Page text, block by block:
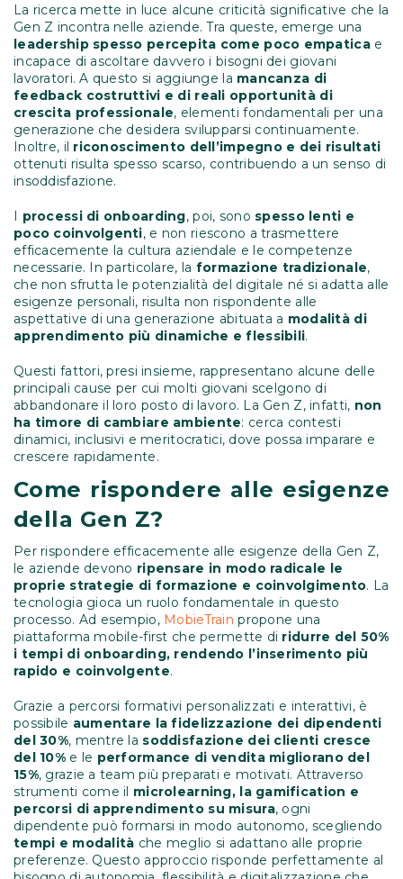
La ricerca mette in luce alcune criticità significative che la
Gen Z incontra nelle aziende. Tra queste, emerge una
leadership spesso percepita come poco empatica e
incapace di ascoltare davvero i bisogni dei giovani
lavoratori. A questo si aggiunge la mancanza di
feedback costruttivi e di reali opportunità di
crescita professionale, elementi fondamentali per una
generazione che desidera svilupparsi continuamente.
Inoltre, il riconoscimento dell’impegno e dei risultati
ottenuti risulta spesso scarso, contribuendo a un senso di
insoddisfazione.
I processi di onboarding, poi, sono spesso lenti e
poco coinvolgenti, e non riescono a trasmettere
efficacemente la cultura aziendale e le competenze
necessarie. In particolare, la formazione tradizionale,
che non sfrutta le potenzialità del digitale né si adatta alle
esigenze personali, risulta non rispondente alle
aspettative di una generazione abituata a modalità di
apprendimento più dinamiche e flessibili.
Questi fattori, presi insieme, rappresentano alcune delle
principali cause per cui molti giovani scelgono di
abbandonare il loro posto di lavoro. La Gen Z, infatti, non
ha timore di cambiare ambiente: cerca contesti
dinamici, inclusivi e meritocratici, dove possa imparare e
crescere rapidamente.
Come rispondere alle esigenze
della Gen Z?
Per rispondere efficacemente alle esigenze della Gen Z,
le aziende devono ripensare in modo radicale le
proprie strategie di formazione e coinvolgimento. La
tecnologia gioca un ruolo fondamentale in questo
processo. Ad esempio, MobieTrain propone una
piattaforma mobile-first che permette di ridurre del 50%
i tempi di onboarding, rendendo l’inserimento più
rapido e coinvolgente.
Grazie a percorsi formativi personalizzati e interattivi, è
possibile aumentare la fidelizzazione dei dipendenti
del 30%, mentre la soddisfazione dei clienti cresce
del 10%e le performance di vendita migliorano del
15%, grazie a team più preparati e motivati. Attraverso
strumenti come il microlearning, la gamification e
percorsi di apprendimento su misura, ogni
dipendente può formarsi in modo autonomo, scegliendo
tempi e modalità che meglio si adattano alle proprie
preferenze. Questo approccio risponde perfettamente al